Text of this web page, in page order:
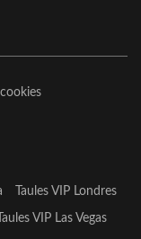
Taules VIP Londres
Taules VIP Las Vegas